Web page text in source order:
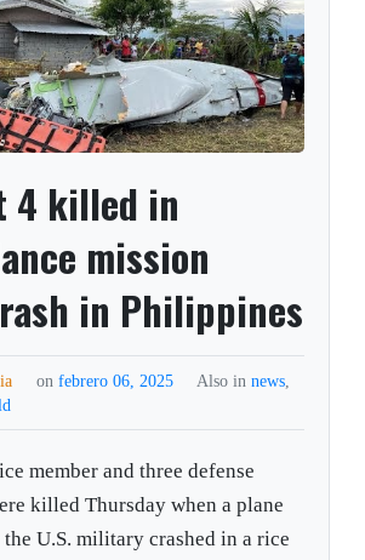
4 killed in
mission
in Philippines
on febrero 06, 2025 Also in news,
member and three defense
killed Thursday when a plane
U.S. military crashed in a rice